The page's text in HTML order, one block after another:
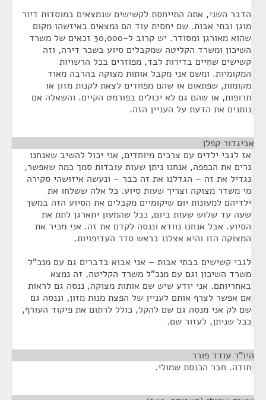
הדבר השני, אתה התייחסת לקשישים שנמצאים במוסדות דיור
מוגן ובתי אבות. שם יחסית עוד הם נמצאים באיזשהו מקום
שהוא מאורגן ומסודר. יש קרוב ל-30,000 זכאים של משרד
השיכון ומשרד הקליטה שמקבלים סיוע בשכר דירה, וזה
קשישים שחיים בדירות לבד, מפוזרים בכל הרשויות
המקומיות. ומשם אני מקבל אותות מצוקה בהרבה מאוד
מקומות, שפתאום או שהם מפחדים לצאת לקנות מזון או
תרופות, או שהם גם לא יכולים בפורמט הקיים. והשאלה אם
נותנים את הדעת על העניין הזה.
אביגדור קפלן
אז לגבי ילדים עם צרכים מיוחדים, אני יכול להשיב שאנחנו
נרים את הכפפה, אנחנו ניתן שעות עובדות סמך כמה שאפשר,
נגדיל את זה – הגדלנו את זה כבר – ונעשה איזושהי סקירה
מי משדר מצוקה וצריך שעות סיוע. כל אלה ששלחו את
ילדיהם למעונות יום שיקומיים מקבלים את הסיוע הזה במשך
שעה עד שלוש שעות ביום, ככל שהמעון יתארגן לתת את
הסיוע. אבל אנחנו נוודא וננסה לקדם את זה. אני מכיר את
המצוקה הזו והיא אצלנו בראש סדר העדיפויות.
לגבי קשישים בבתי אבות – אני אבוא בדברים גם עם מנכ"ל
משרד השיכון וגם עם מנכ"ל משרד הקליטה, זה נמצא
באחריותם. אני יודע שיש שם אותות מצוקה, ננסה גם לראות
אם אפשר לצרף אותם לעניין של הפצת מנות מזון, וננסה גם
שם לק אני מנסה גם שם להקל, כולל לרתום את פיקוד העורף,
ככל שניתן, לעזור שם.
היו"ר עודד פורר
תודה. חבר הכנסת שמולי.